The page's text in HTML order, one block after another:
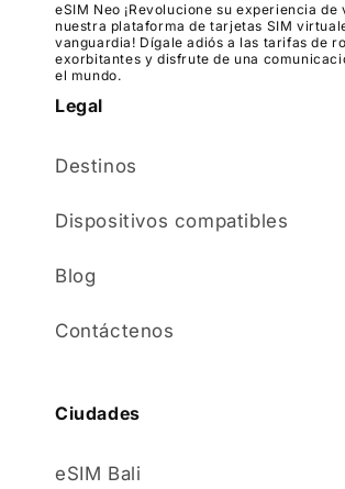
eSIM Neo ¡Revolucione su experiencia de
nuestra plataforma de tarjetas SIM
vanguardia! Dígale adiós a las tarifas de
exorbitantes y disfrute de una
el mundo.
Legal
Destinos
Dispositivos compatibles
Blog
Contáctenos
Ciudades
eSIM Bali